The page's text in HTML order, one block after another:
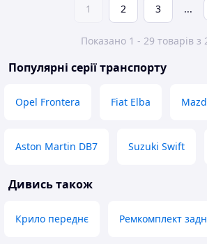
1 2 3 ...
Показано 1 - 29 товарів з
Популярні серії транспорту
Opel Frontera Fiat Elba
Aston Martin DB7 Suzuki Swift
Дивись також
Крило переднє Ремкомплект